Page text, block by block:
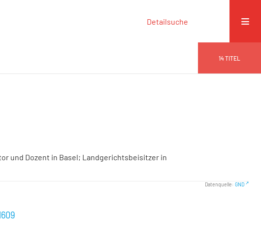
Detailsuche
14TITEL
und Dozent in Basel; Landgerichtsbeisitzer in
Datenquelle: GND